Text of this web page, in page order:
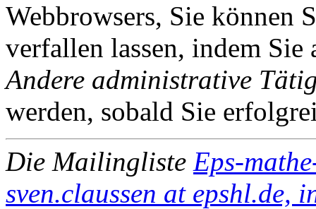
Webbrowsers, Sie können
verfallen lassen, indem
Andere administrative
werden, sobald Sie
Die Mailingliste Eps-
sven.claussen at epshl.de,